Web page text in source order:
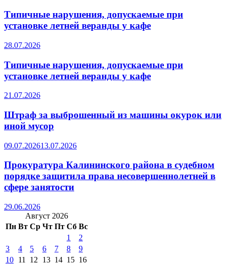
Типичные нарушения, допускаемые при
установке летней веранды у кафе
28.07.2026
Типичные нарушения, допускаемые при
установке летней веранды у кафе
21.07.2026
Штраф за выброшенный из машины окурок или
иной мусор
09.07.202613.07.2026
Прокуратура Калининского района в судебном
порядке защитила права несовершеннолетней в
сфере занятости
29.06.2026
Август 2026
Пн Вт Ср Чт Пт Сб Вс
1
2
3
4 5 6 7 8
9
10 11 12 13 14 15 16